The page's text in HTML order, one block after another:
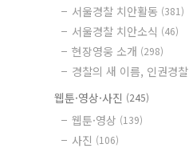
서울경찰 치안활동 (381)
서울경찰 치안소식 (46)
현장영웅 소개 (298)
경찰의 새 이름, 인권경찰
웹툰·영상·사진 (245)
웹툰·영상 (139)
사진 (106)